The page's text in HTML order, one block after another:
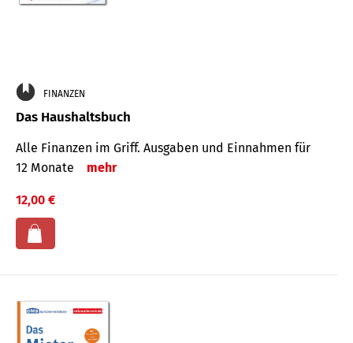
FINANZEN
Das Haushaltsbuch
Alle Finanzen im Griff. Aus­gaben und Ein­nahmen für
12 Monate
mehr
12,00 €